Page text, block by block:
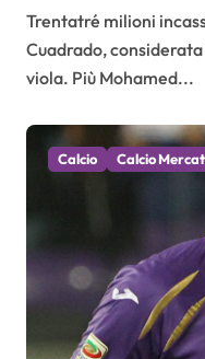
Trentatré milioni incassati dalla cessione di Juan
Cuadrado,
viola. Più Mohamed...
Calcio Calcio